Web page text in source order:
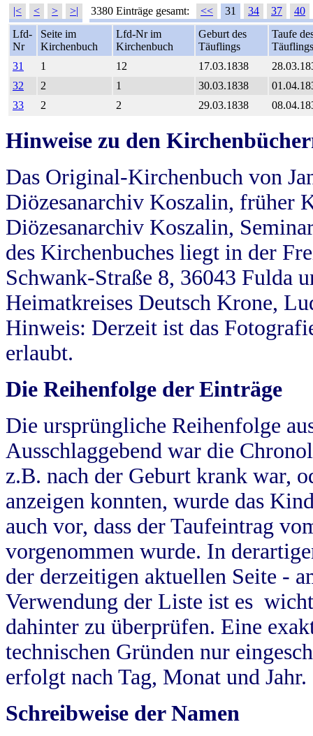
|< < > >| 3380 Einträge gesamt: << 31 34 37
40
Lfd-
Nr
Seite im
Kirchenbuch
Lfd-Nr im
Kirchenbuch
Geburt des
Täuflings
Taufe
Täuflings
31
1 12 17.03.1838
32
2 1 30.03.1838
33
2 2 29.03.1838
Hinweise zu den
Das Original-Kirchenbuch von
Diözesanarchiv Koszalin, früher
Diözesanarchiv Koszalin,
des Kirchenbuches liegt in der
Schwank-Straße 8, 36043 Fulda
Heimatkreises Deutsch Krone,
Hinweis: Derzeit ist das
erlaubt.
Die Reihenfolge der Einträge
Die ursprüngliche Reihenfolge
Ausschlaggebend war die
z.B. nach der Geburt krank war,
anzeigen konnten, wurde das
auch vor, dass der Taufeintrag
vorgenommen wurde. In
der derzeitigen aktuellen Seite -
Verwendung der Liste ist es
dahinter zu überprüfen. Eine
technischen Gründen nur
erfolgt nach Tag, Monat und Jahr.
Schreibweise der Namen